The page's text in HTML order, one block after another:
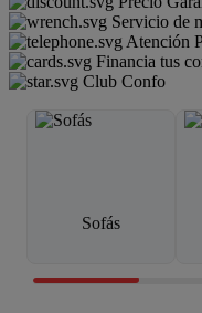
Servicio de
Atención
Financia tus
Club Confo
Sofás